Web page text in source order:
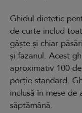
Ghidul dietetic
de curte includ
gâște și chiar
și fazanul. Acest
aproximativ 100
porție standard.
inclusă în mese
săptămână.